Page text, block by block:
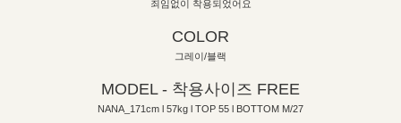
죄임없이 착용되었어요
COLOR
그레이/블랙
MODEL - 착용사이즈 FREE
NANA_171cm l 57kg l TOP 55 l BOTTOM M/27